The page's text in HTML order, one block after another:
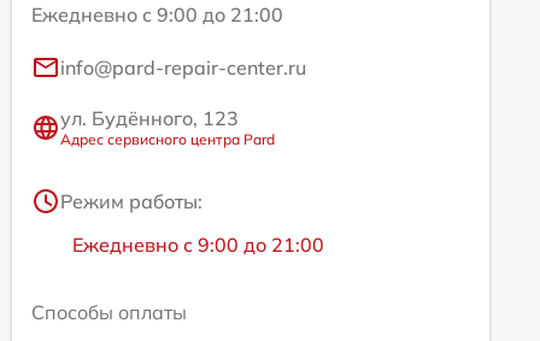
Ежедневно с 9:00 до 21:00
info@pard-repair-center.ru
ул. Будённого, 123
Адрес сервисного центра Pard
Режим работы:
Ежедневно с 9:00 до 21:00
Способы оплаты